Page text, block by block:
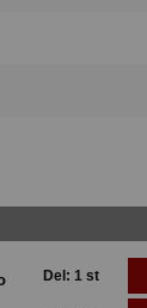
Del: 1 st